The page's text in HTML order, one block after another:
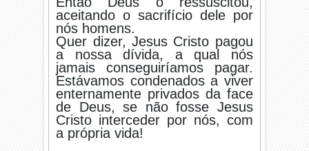
aceitando o sacrifício dele por
nós homens.
Quer dizer, Jesus Cristo pagou
a nossa dívida, a qual nós
jamais conseguiríamos pagar.
Estávamos condenados a viver
enternamente privados da face
de Deus, se não fosse Jesus
Cristo interceder por nós, com
a própria vida!